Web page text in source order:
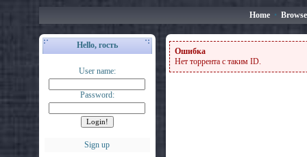
Home • Browse
Hello, гость
User name:
Password:
Sign up
Ошибка
Нет торрента с таким ID.